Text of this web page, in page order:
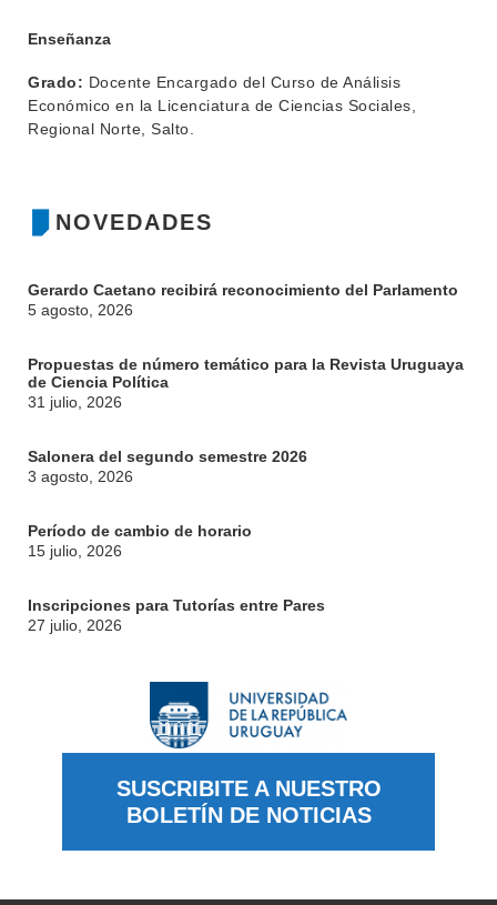
NOVEDADES
Gerardo Caetano recibirá reconocimiento del Parlamento
5 agosto, 2026
Propuestas de número temático para la Revista Uruguaya
de Ciencia Política
31 julio, 2026
Salonera del segundo semestre 2026
3 agosto, 2026
Período de cambio de horario
15 julio, 2026
Inscripciones para Tutorías entre Pares
27 julio, 2026
Enseñanza
Grado: Docente Encargado del Curso de Análisis
Económico en la Licenciatura de Ciencias Sociales,
Regional Norte, Salto.
SUSCRIBITE A NUESTRO
BOLETÍN DE NOTICIAS